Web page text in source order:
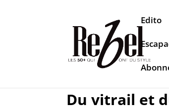
Edito
Du vitrail et